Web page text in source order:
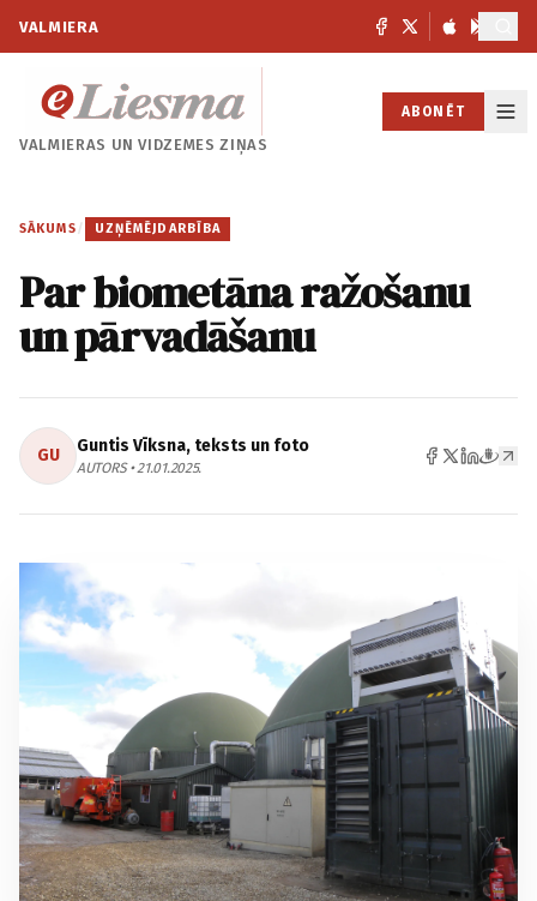
VALMIERA
VALMIERAS UNVIDZEMES ZIŅAS
ABONĒT
SĀKUMS / UZŅĒMĒJDARBĪBA
Par biometāna ražošanu
un pārvadāšanu
GU Guntis Vīksna, teksts un foto
AUTORS • 21.01.2025.